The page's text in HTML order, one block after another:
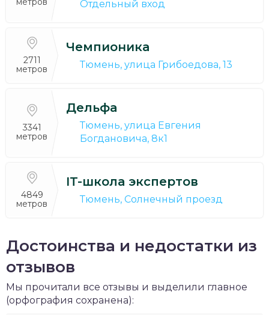
Отдельный вход
2711
метров
Чемпионика
Тюмень, улица Грибоедова, 13
3341
метров
Дельфа
Тюмень, улица Евгения
Богдановича, 8к1
4849
метров
IT-школа экспертов
Тюмень, Солнечный проезд
Достоинства и недостатки из
отзывов
Мы прочитали все отзывы и выделили главное
(орфография сохранена):